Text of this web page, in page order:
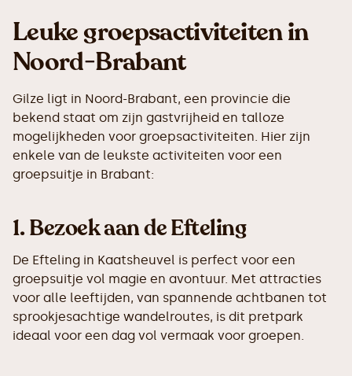
Leuke groepsactiviteiten in
Noord-Brabant
Gilze ligt in Noord-Brabant, een provincie die
bekend staat om zijn gastvrijheid en talloze
mogelijkheden voor groepsactiviteiten. Hier zijn
enkele van de leukste activiteiten voor een
groepsuitje in Brabant:
1.Bezoek aan de Efteling
De Efteling in Kaatsheuvel is perfect voor een
groepsuitje vol magie en avontuur. Met attracties
voor alle leeftijden, van spannende achtbanen tot
sprookjesachtige wandelroutes, is dit pretpark
ideaal voor een dag vol vermaak voor groepen.